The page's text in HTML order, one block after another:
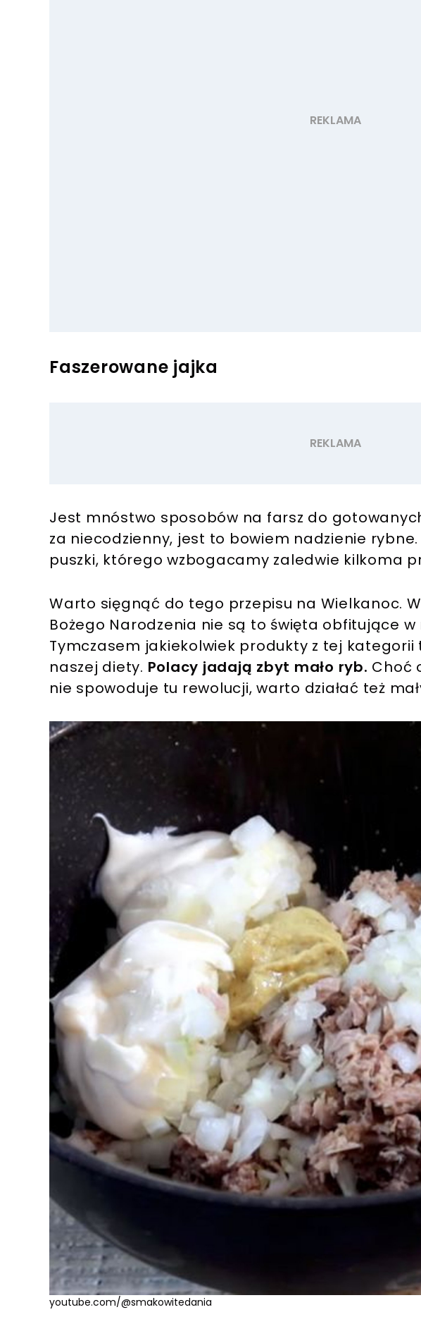
Faszerowane jajka
Jest mnóstwo sposobów na farsz do
za niecodzienny, jest to bowiem nadzienie
puszki, którego wzbogacamy zaledwie kilkoma
Warto sięgnąć do tego przepisu na Wielkanoc.
Bożego Narodzenia nie są to święta obfitujące
Tymczasem jakiekolwiek produkty z tej kategorii
naszej diety. Polacy jadają zbyt mało ryb. Choć
nie spowoduje tu rewolucji, warto działać też
youtube.com/@smakowitedania